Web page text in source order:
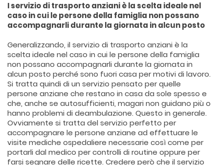
I servizio di trasporto anziani è la scelta ideale nel
caso in cui le persone della famiglia non possano
accompagnarli durante la giornata in alcun posto
Generalizzando, il servizio di trasporto anziani è la
scelta ideale nel caso in cui le persone della famiglia
non possano accompagnarli durante la giornata in
alcun posto perché sono fuori casa per motivi di lavoro.
Si tratta quindi di un servizio pensato per quelle
persone anziane che restano in casa da sole spesso e
che, anche se autosufficienti, magari non guidano più o
hanno problemi di deambulazione. Questo in generale.
Ovviamente si tratta del servizio perfetto per
accompagnare le persone anziane ad effettuare le
visite mediche ospedaliere necessarie così come per
portarli dal medico per controlli di routine oppure per
farsi segnare delle ricette. Credere però che il servizio